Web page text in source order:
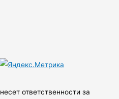
ответственности за